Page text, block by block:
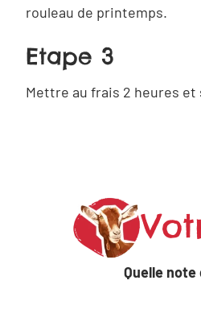
Partager
sur
Linkedin
rouleau de printemps.
Etape 3
Mettre au frais 2 heures
Quelle